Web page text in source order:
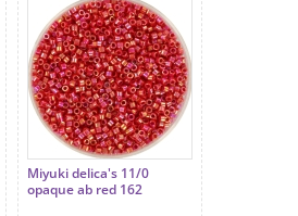
Miyuki delica's 11/0
opaque ab red 162